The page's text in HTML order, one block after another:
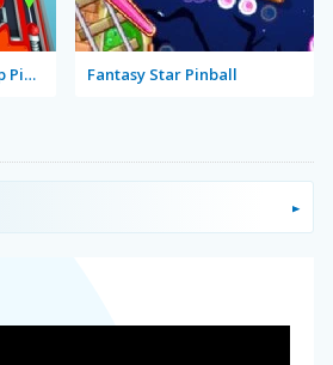
Tom & Jerry Mousetrap Pinball Fantasy Star Pinball